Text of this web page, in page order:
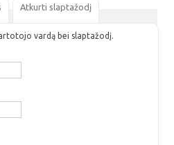
Atkurti slaptažodį
vardą bei slaptažodį.